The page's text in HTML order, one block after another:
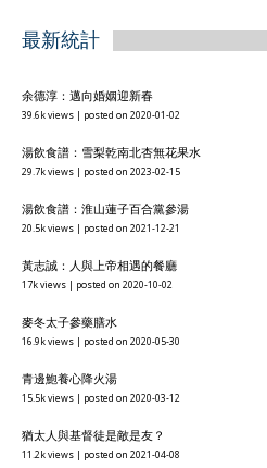
最新統計
余德淳：邁向婚姻迎新春
39.6k views | posted on 2020-01-02
湯飲食譜：雪梨乾南北杏無花果水
29.7k views | posted on 2023-02-15
湯飲食譜：淮山蓮子百合黨參湯
20.5k views | posted on 2021-12-21
黃志誠：人與上帝相遇的餐廳
17k views | posted on 2020-10-02
麥冬太子參藥膳水
16.9k views | posted on 2020-05-30
青邊鮑養心降火湯
15.5k views | posted on 2020-03-12
猶太人與基督徒是敵是友？
11.2k views | posted on 2021-04-08